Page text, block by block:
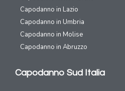
Capodanno in Lazio
Capodanno in Umbria
Capodanno in Molise
Capodanno in Abruzzo
Capodanno Sud Italia